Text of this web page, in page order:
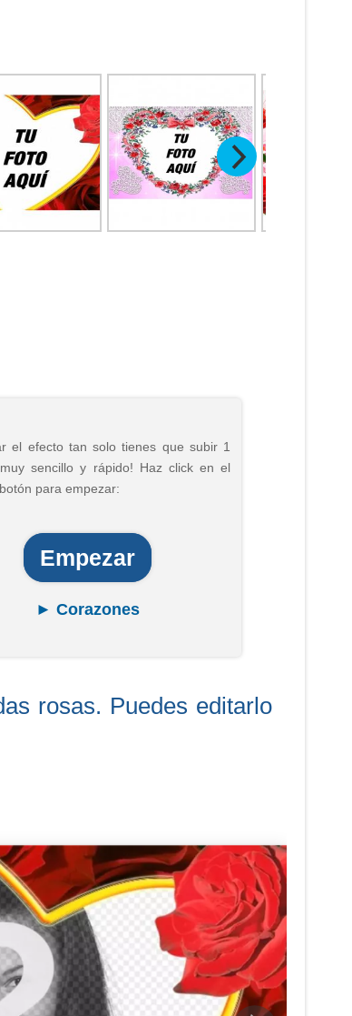
el efecto tan solo tienes que subir 1
sencillo y rápido! Haz click en el
para empezar:
Empezar
► Corazones
rosas. Puedes editarlo